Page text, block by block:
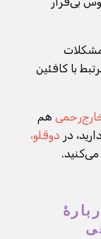
مشکلات
با کافئین
هم
در دوقلو،
می‌کنید.